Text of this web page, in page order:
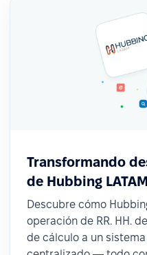
Transformando
de Hubbing
Descubre cómo
operación de RR. HH.
de cálculo a un